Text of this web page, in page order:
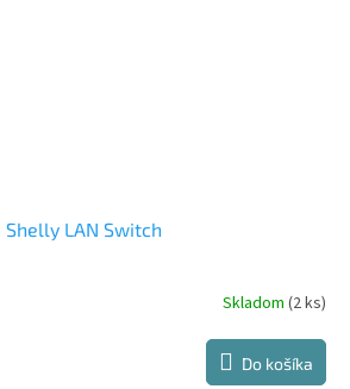
Shelly LAN Switch
Skladom (2 ks)
Do košíka